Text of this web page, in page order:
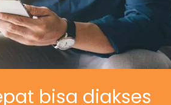
bisa diakses